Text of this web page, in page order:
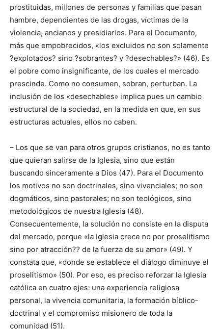
prostituidas, millones de personas y familias que pasan
hambre, dependientes de las drogas, víctimas de la
violencia, ancianos y presidiarios. Para el Documento,
más que empobrecidos, «los excluidos no son solamente
?explotados? sino ?sobrantes? y ?desechables?» (46). Es
el pobre como insignificante, de los cuales el mercado
prescinde. Como no consumen, sobran, perturban. La
inclusión de los «desechables» implica pues un cambio
estructural de la sociedad, en la medida en que, en sus
estructuras actuales, ellos no caben.
– Los que se van para otros grupos cristianos, no es tanto
que quieran salirse de la Iglesia, sino que están
buscando sinceramente a Dios (47). Para el Documento
los motivos no son doctrinales, sino vivenciales; no son
dogmáticos, sino pastorales; no son teológicos, sino
metodológicos de nuestra Iglesia (48).
Consecuentemente, la solución no consiste en la disputa
del mercado, porque «la Iglesia crece no por proselitismo
sino por atracción?? de la fuerza de su amor» (49). Y
constata que, «donde se establece el diálogo diminuye el
proselitismo» (50). Por eso, es preciso reforzar la Iglesia
católica en cuatro ejes: una experiencia religiosa
personal, la vivencia comunitaria, la formación bíblico-
doctrinal y el compromiso misionero de toda la
comunidad (51).